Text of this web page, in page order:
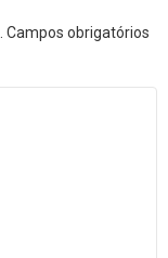
Campos obrigatórios